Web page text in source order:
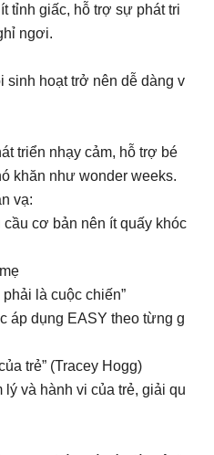
tỉnh giấc, hỗ trợ sự phát tri
ngơi.
sinh hoạt trở nên dễ dàng v
triển nhạy cảm, hỗ trợ bé
khăn như wonder weeks.
vạ:
cơ bản nên ít quấy khóc
là cuộc chiến”
áp dụng EASY theo từng g
trẻ” (Tracey Hogg)
lý và hành vi của trẻ, giải qu